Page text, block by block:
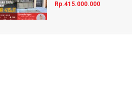
Rp.415.000.000